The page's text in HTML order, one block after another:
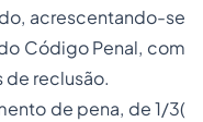
acrescentando-se
Código Penal, com
de reclusão.
de pena, de 1/3(